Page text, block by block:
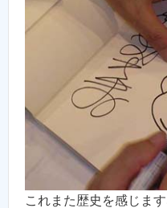
これまた歴史を感じま